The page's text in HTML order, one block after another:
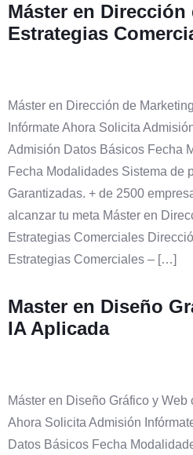
Máster en
Estrategias
Máster en Dirección de
Infórmate Ahora Solicita
Admisión Datos Básicos Fecha
Fecha Modalidades Sistema de
Garantizadas. + de 2500
alcanzar tu meta Máster en
Estrategias Comerciales
Estrategias Comerciales – […]
Master en Diseño
IA Aplicada
Máster en Diseño Gráfico y Web
Ahora Solicita Admisión
Datos Básicos Fecha